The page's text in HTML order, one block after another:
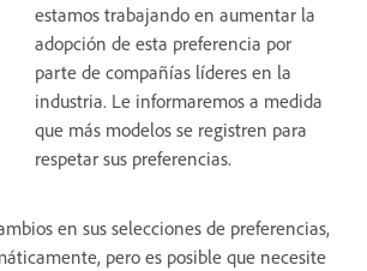
estamos trabajando en aumentar la
adopción de esta preferencia por
parte de compañías líderes en la
industria. Le informaremos a medida
que más modelos se registren para
respetar sus preferencias.
en sus selecciones de preferencias,
pero es posible que necesite